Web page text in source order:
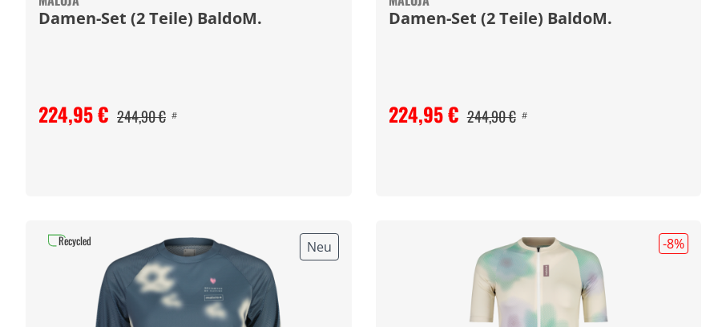
Damen-Set (2 Teile) BaldoM.
224,95 € 244,90 € #
Damen-Set (2 Teile) BaldoM.
224,95 € 244,90 € #
Neu
Recycled -8%